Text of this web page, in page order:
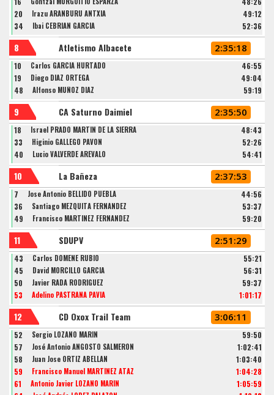
20
Irazu ARANBURU ANTXIA
49:12
34
Ibai CEBRIAN GARCIA 52:36
8 Atletismo Albacete 2:35:18
10 Carlos GARCIA HURTADO
46:55
19
Diego DIAZ ORTEGA
49:04
48
Alfonso MUÑOZ DIAZ 59:19
9 CA Saturno Daimiel 2:35:50
18 Israel PRADO MARTIN DE LA SIERRA
48:43
33
Higinio GALLEGO PAVON
52:26
40
Lucio VALVERDE ARÉVALO 54:41
10 La Bañeza 2:37:53
7 Jose Antonio BELLIDO PUEBLA
44:56
36
Santiago MEZQUITA FERNÁNDEZ
53:37
49
Francisco MARTINEZ FERNANDEZ 59:20
11 SDUPV 2:51:29
43 Carlos DOMENE RUBIO
55:21
45
David MORCILLO GARCIA
56:31
50
Javier RADA RODRÍGUEZ
59:37
53
Adelino PASTRANA PAVIA 1:01:17
12 CD Oxox Trail Team 3:06:11
52 Sergio LOZANO MARIN
59:50
57
José Antonio ANGOSTO SALMERÓN
1:02:41
58
Juan Jose ORTIZ ABELLAN
1:03:40
59
Francisco Manuel MARTÍNEZ ATAZ
1:04:28
61
Antonio Javier LOZANO MARÍN
1:05:59